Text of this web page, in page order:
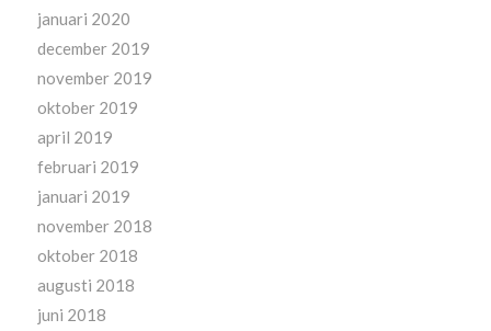
januari 2020
december 2019
november 2019
oktober 2019
april 2019
februari 2019
januari 2019
november 2018
oktober 2018
augusti 2018
juni 2018